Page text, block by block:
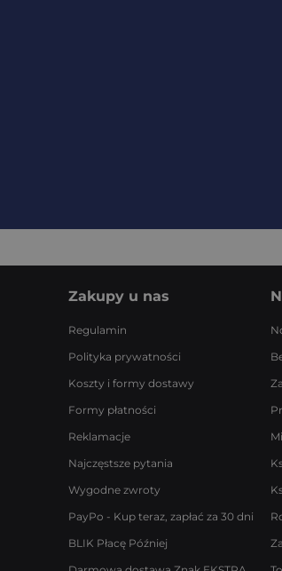
Zakupy u nas
Regulamin
Polityka prywatności
Koszty i formy dostawy
Formy płatności
Reklamacje
Najczęstsze pytania
Wygodne zwroty
PayPo - Kup teraz, zapłać za 30 dni
BLIK Płacę Później